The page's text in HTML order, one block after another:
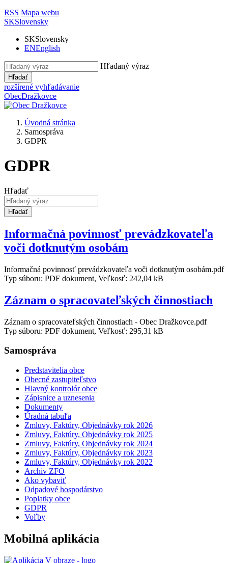
RSS Mapa webu
SKSlovensky
SKSlovensky
ENEnglish
Hľadaný výraz
Hľadať
rozšírené vyhľadávanie
ObecDražkovce
Úvodná stránka
Samospráva
GDPR
GDPR
Hľadať
Hľadať
Informačná povinnosť prevádzkovateľa
voči dotknutým osobám
Informačná povinnosť prevádzkovateľa voči dotknutým osobám.pdf
Typ súboru: PDF dokument, Veľkosť: 242,04 kB
Záznam o spracovateľských činnostiach
Záznam o spracovateľských činnostiach - Obec Dražkovce.pdf
Typ súboru: PDF dokument, Veľkosť: 295,31 kB
Samospráva
Predstavitelia obce
Obecné zastupiteľstvo
Hlavný kontrolór obce
Zápisnice a uznesenia
Dokumenty
Úradná tabuľa
Zmluvy, Faktúry, Objednávky rok 2026
Zmluvy, Faktúry, Objednávky rok 2025
Zmluvy, Faktúry, Objednávky rok 2024
Zmluvy, Faktúry, Objednávky rok 2023
Zmluvy, Faktúry, Objednávky rok 2022
Archiv ZFO
Ako vybaviť
Odpadové hospodárstvo
Poplatky obce
GDPR
Voľby
Mobilná aplikácia